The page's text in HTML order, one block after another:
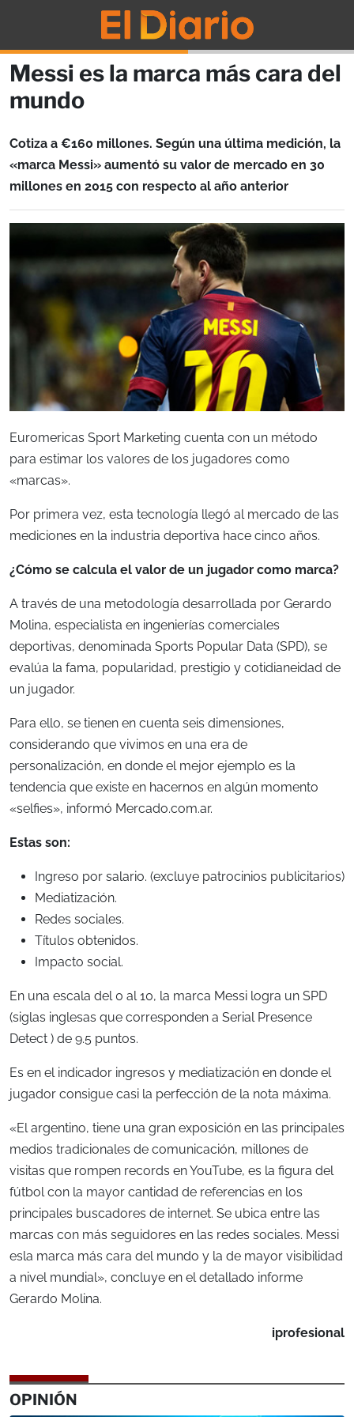
Messi es la marca más cara del
mundo
Cotiza a €160 millones. Según una última medición, la
«marca Messi» aumentó su valor de mercado en 30
millones en 2015 con respecto al año anterior
Euromericas Sport Marketing cuenta con un método
para estimar los valores de los jugadores como
«marcas».
Por primera vez, esta tecnología llegó al mercado de las
mediciones en la industria deportiva hace cinco años.
¿Cómo se calcula el valor de un jugador como marca?
A través de una metodología desarrollada por Gerardo
Molina, especialista en ingenierías comerciales
deportivas, denominada Sports Popular Data (SPD), se
evalúa la fama, popularidad, prestigio y cotidianeidad de
un jugador.
Para ello, se tienen en cuenta seis dimensiones,
considerando que vivimos en una era de
personalización, en donde el mejor ejemplo es la
tendencia que existe en hacernos en algún momento
«selfies», informó Mercado.com.ar.
Estas son:
Ingreso por salario. (excluye patrocinios publicitarios)
Mediatización.
Redes sociales.
Títulos obtenidos.
Impacto social.
En una escala del 0 al 10, la marca Messi logra un SPD
(siglas inglesas que corresponden a Serial Presence
Detect ) de 9.5 puntos.
Es en el indicador ingresos y mediatización en donde el
jugador consigue casi la perfección de la nota máxima.
«El argentino, tiene una gran exposición en las principales
medios tradicionales de comunicación, millones de
visitas que rompen records en YouTube, es la figura del
fútbol con la mayor cantidad de referencias en los
principales buscadores de internet. Se ubica entre las
marcas con más seguidores en las redes sociales. Messi
esla marca más cara del mundo y la de mayor visibilidad
a nivel mundial», concluye en el detallado informe
Gerardo Molina.
iprofesional
OPINIÓN